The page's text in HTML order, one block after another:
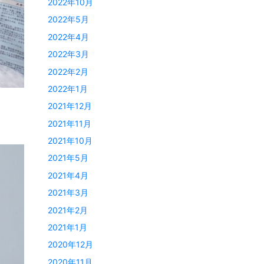
2022年10月
2022年5月
2022年4月
2022年3月
2022年2月
2022年1月
2021年12月
2021年11月
2021年10月
2021年5月
2021年4月
2021年3月
2021年2月
2021年1月
2020年12月
2020年11月